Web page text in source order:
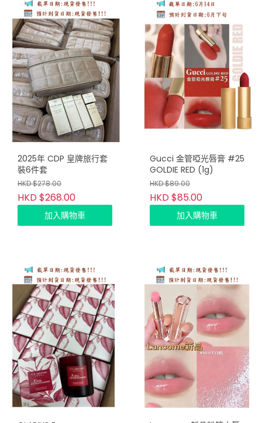
2025年 CDP 皇牌旅行套
裝6件套
HKD $278.00
HKD $268.00
加入購物車
Gucci 金管啞光唇膏 #25
GOLDIE RED (1g)
HKD $89.00
HKD $85.00
加入購物車